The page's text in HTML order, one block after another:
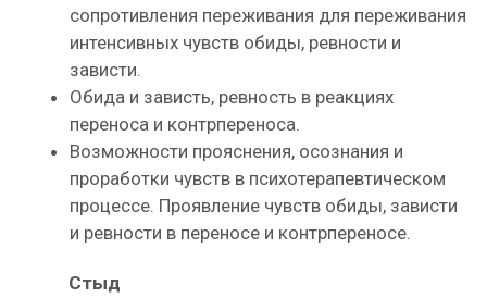
сопротивления переживания для переживания
интенсивных чувств обиды, ревности и
зависти.
Обида и зависть, ревность в реакциях
переноса и контрпереноса.
Возможности прояснения, осознания и
проработки чувств в психотерапевтическом
процессе. Проявление чувств обиды, зависти
и ревности в переносе и контрпереносе.
Стыд